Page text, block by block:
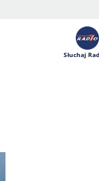
Słuchaj